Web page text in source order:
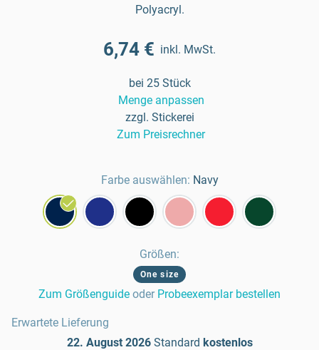
Polyacryl.
6,74 € inkl. MwSt.
bei 25 Stück
Menge anpassen
zzgl. Stickerei
Zum Preisrechner
Farbe auswählen: Navy
Größen:
One size
Zum Größenguide oder Probeexemplar bestellen
Erwartete Lieferung
22. August 2026 Standard kostenlos